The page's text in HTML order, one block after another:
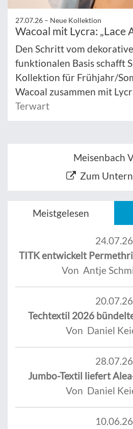
27.07.26 – Neue Kollektion
Wacoal mit Lycra: „Lace
Den Schritt vom
funktionalen Basis schafft
Kollektion für Frühjahr/
Wacoal zusammen mit
Terwart
Meisenbach
Zum
Meistgelesen
24.07.26
TITK entwickelt
Von Antje
20.07.26
Techtextil 2026
Von Daniel
28.07.26
Jumbo-Textil liefert
Von Daniel
10.06.26